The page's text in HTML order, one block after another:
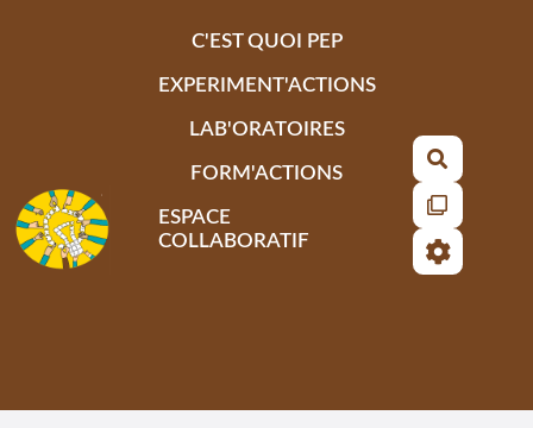
C'EST QUOI PEP
EXPERIMENT'ACTIONS
LAB'ORATOIRES
FORM'ACTIONS
ESPACE
COLLABORATIF